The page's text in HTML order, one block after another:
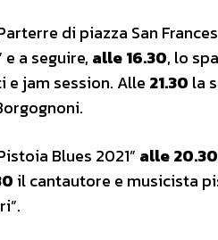
di piazza San
a seguire, alle 16.30, lo
e jam session. Alle 21.30 la
Blues 2021” alle20.30
il cantautore e musicista